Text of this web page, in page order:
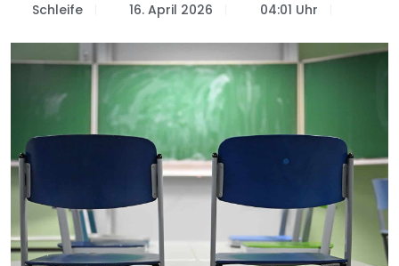
Schleife 16. April 2026 04:01 Uhr